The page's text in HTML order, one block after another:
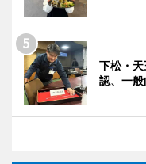
下松・
認、一